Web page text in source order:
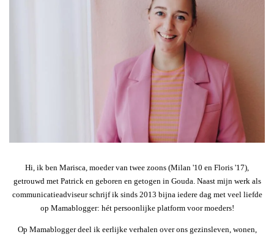
Hi, ik ben Marisca, moeder van twee zoons (Milan '10 en Floris '17),
getrouwd met Patrick en geboren en getogen in Gouda. Naast mijn werk als
communicatieadviseur schrijf ik sinds 2013 bijna iedere dag met veel liefde
op Mamablogger: hét persoonlijke platform voor moeders!
Op Mamablogger deel ik eerlijke verhalen over ons gezinsleven, wonen,